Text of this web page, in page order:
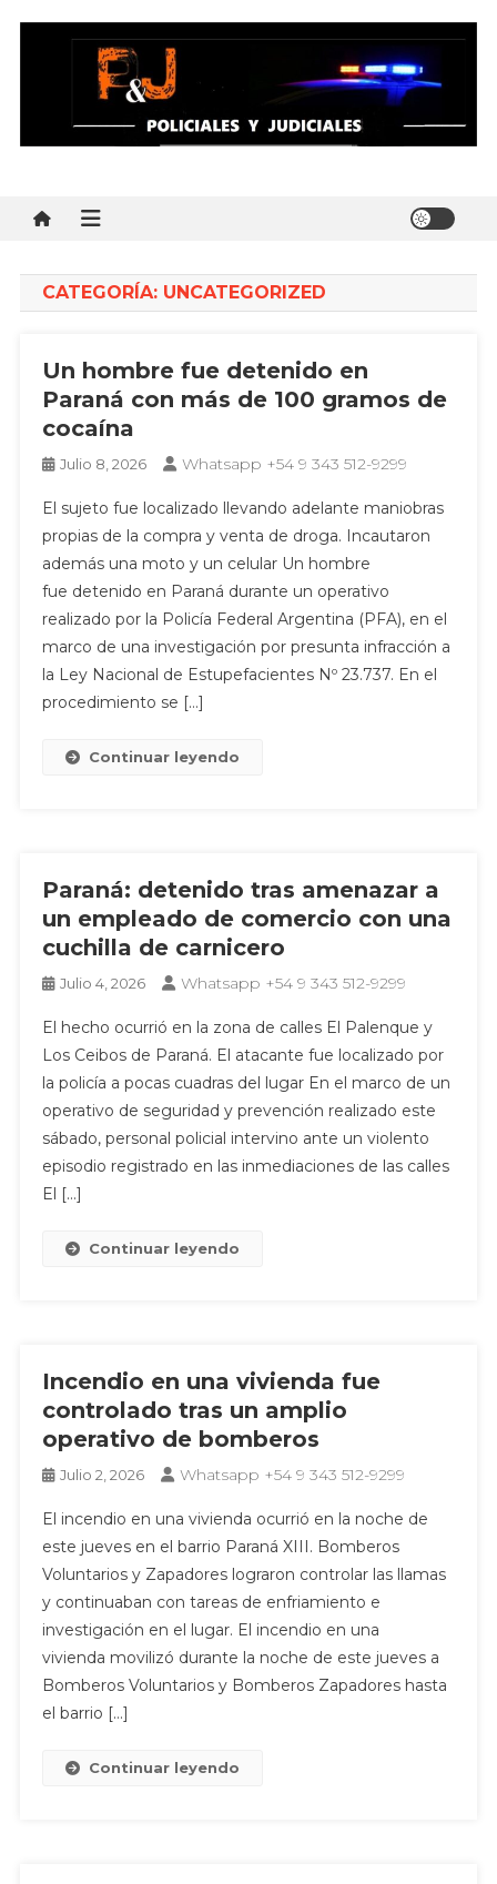
CATEGORÍA: UNCATEGORIZED
Un hombre fue detenido en
Paraná con más de 100 gramos de
cocaína
Julio 8, 2026 Whatsapp +54 9 343 512-9299
El sujeto fue localizado llevando adelante maniobras
propias de la compra y venta de droga. Incautaron
además una moto y un celular Un hombre
fue detenido en Paraná durante un operativo
realizado por la Policía Federal Argentina (PFA), en el
marco de una investigación por presunta infracción a
la Ley Nacional de Estupefacientes Nº 23.737. En el
procedimiento se […]
Continuar leyendo
Paraná: detenido tras amenazar a
un empleado de comercio con una
cuchilla de carnicero
Julio 4, 2026 Whatsapp +54 9 343 512-9299
El hecho ocurrió en la zona de calles El Palenque y
Los Ceibos de Paraná. El atacante fue localizado por
la policía a pocas cuadras del lugar En el marco de un
operativo de seguridad y prevención realizado este
sábado, personal policial intervino ante un violento
episodio registrado en las inmediaciones de las calles
El […]
Continuar leyendo
Incendio en una vivienda fue
controlado tras un amplio
operativo de bomberos
Julio 2, 2026 Whatsapp +54 9 343 512-9299
El incendio en una vivienda ocurrió en la noche de
este jueves en el barrio Paraná XIII. Bomberos
Voluntarios y Zapadores lograron controlar las llamas
y continuaban con tareas de enfriamiento e
investigación en el lugar. El incendio en una
vivienda movilizó durante la noche de este jueves a
Bomberos Voluntarios y Bomberos Zapadores hasta
el barrio […]
Continuar leyendo